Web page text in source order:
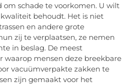
om schade te voorkomen. U wilt
behoudt. Het is niet
en andere grote
zij te verplaatsen, ze nemen
in beslag. De meest
waarop mensen deze breekbare
vacuümverpakte zakken te
zijn gemaakt voor het